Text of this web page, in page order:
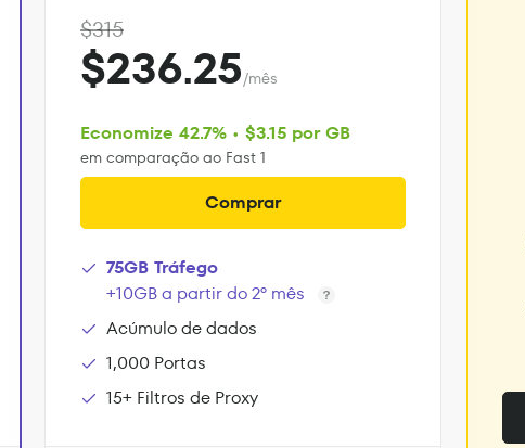
$315
$236.25/mês
Economize 42.7% • $3.15 por GB
em comparação ao Fast 1
Comprar
75GB Tráfego
+10GB a partir do 2º mês
Acúmulo de dados
1,000 Portas
15+ Filtros de Proxy